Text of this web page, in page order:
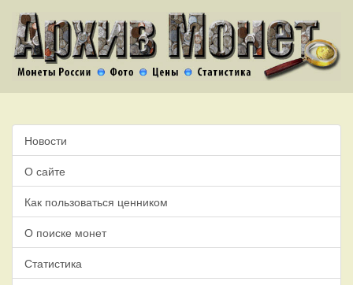
Новости
О сайте
Как пользоваться ценником
О поиске монет
Статистика